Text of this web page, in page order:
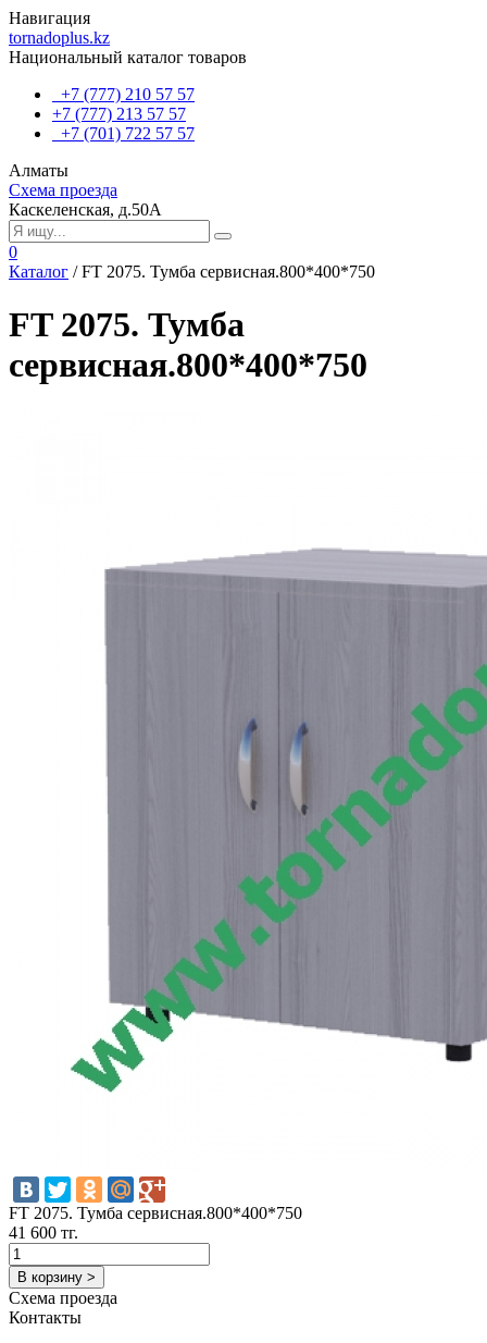
Навигация
tornadoplus.kz
Национальный каталог товаров
+7 (777) 210 57 57
+7 (777) 213 57 57
+7 (701) 722 57 57
Алматы
Схема проезда
Каскеленская, д.50А
0
Каталог /FT 2075. Тумба сервисная.800*400*750
FT 2075. Тумба
сервисная.800*400*750
FT 2075. Тумба сервисная.800*400*750
41 600 тг.
В корзину >
Схема проезда
Контакты